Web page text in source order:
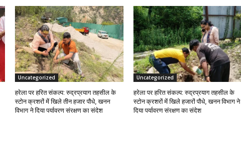
Uncategorized
हरेला पर हरित संकल्प: रुद्रप्रयाग तहसील के
स्टोन क्रशरों में खिले तीन हजार पौधे, खनन
विभाग ने दिया पर्यावरण संरक्षण का संदेश
Uncategorized
हरेला पर हरित संकल्प: रुद्रप्रयाग तहसील के
स्टोन क्रशरों में खिले हजारों पौधे, खनन विभाग ने
दिया पर्यावरण संरक्षण का संदेश